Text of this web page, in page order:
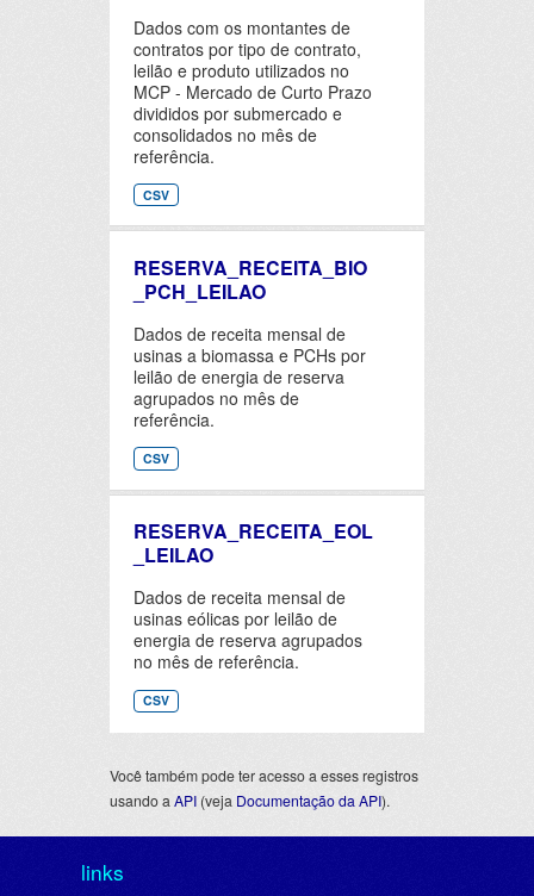
Dados com os montantes de
contratos por tipo de contrato,
leilão e produto utilizados no
MCP - Mercado de Curto Prazo
divididos por submercado e
consolidados no mês de
referência.
CSV
RESERVA_RECEITA_BIO
_PCH_LEILAO
Dados de receita mensal de
usinas a biomassa e PCHs por
leilão de energia de reserva
agrupados no mês de
referência.
CSV
RESERVA_RECEITA_EOL
_LEILAO
Dados de receita mensal de
usinas eólicas por leilão de
energia de reserva agrupados
no mês de referência.
CSV
Você também pode ter acesso a esses registros
usando a API (veja Documentação da API).
links